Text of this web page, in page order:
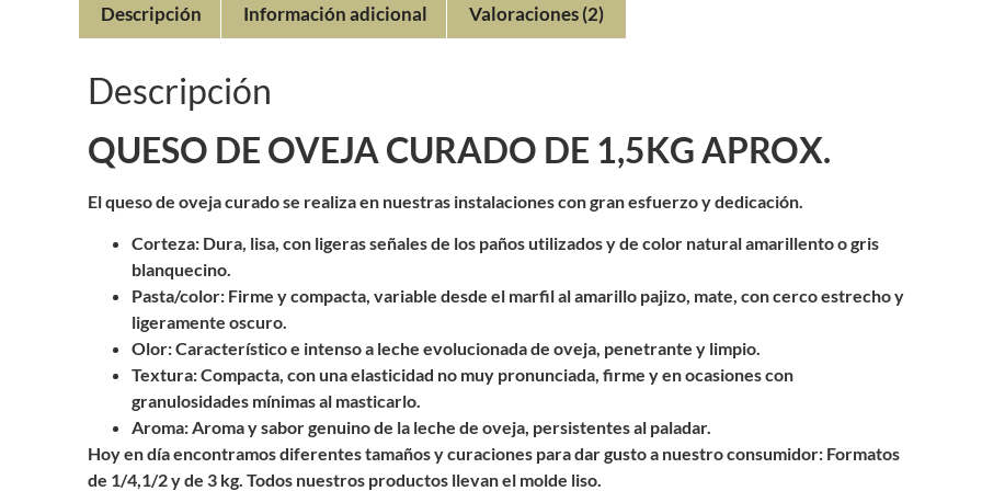
Descripción Información adicional Valoraciones (2)
Descripción
QUESO DE OVEJA CURADO DE 1,5KG APROX.
El queso de oveja curado se realiza en nuestras instalaciones con gran esfuerzo y dedicación.
Corteza: Dura, lisa, con ligeras señales de los paños utilizados y de color natural amarillento o gris
blanquecino.
Pasta/color: Firme y compacta, variable desde el marfil al amarillo pajizo, mate, con cerco estrecho y
ligeramente oscuro.
Olor: Característico e intenso a leche evolucionada de oveja, penetrante y limpio.
Textura: Compacta, con una elasticidad no muy pronunciada, firme y en ocasiones con
granulosidades mínimas al masticarlo.
Aroma: Aroma y sabor genuino de la leche de oveja, persistentes al paladar.
Hoy en día encontramos diferentes tamaños y curaciones para dar gusto a nuestro consumidor: Formatos
de 1/4,1/2 y de 3 kg. Todos nuestros productos llevan el molde liso.